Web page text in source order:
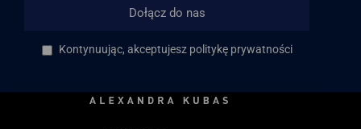
Dołącz do nas
Kontynuując, akceptujesz politykę prywatności